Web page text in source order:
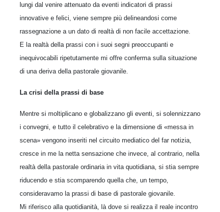
lungi dal venire attenuato da eventi indicatori di prassi
innovative e felici, viene sempre più delineandosi come
rassegnazione a un dato di realtà di non facile accettazione.
E la realtà della prassi con i suoi segni preoccupanti e
inequivocabili ripetutamente mi offre conferma sulla situazione
di una deriva della pastorale giovanile.
La crisi della prassi di base
Mentre si moltiplicano e globalizzano gli eventi, si solennizzano
i convegni, e tutto il celebrativo e la dimensione di «messa in
scena» vengono inseriti nel circuito mediatico del far notizia,
cresce in me la netta sensazione che invece, al contrario, nella
realtà della pastorale ordinaria in vita quotidiana, si stia sempre
riducendo e stia scomparendo quella che, un tempo,
consideravamo la prassi di base di pastorale giovanile.
Mi riferisco alla quotidianità, là dove si realizza il reale incontro